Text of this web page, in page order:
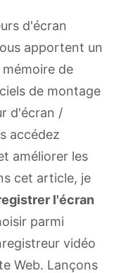
d'écran
apportent un
de
de montage
d'écran /
accédez
améliorer les
cet article, je
l'écran
parmi
vidéo
Web. Lançons